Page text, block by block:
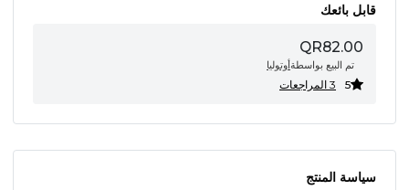
قابل بائعك
QR82.00
تم البيع بواسطةأوتوليا
5 3 المراجعات
سياسة المنتج